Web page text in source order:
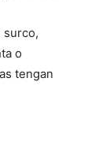
surco,
o
tengan